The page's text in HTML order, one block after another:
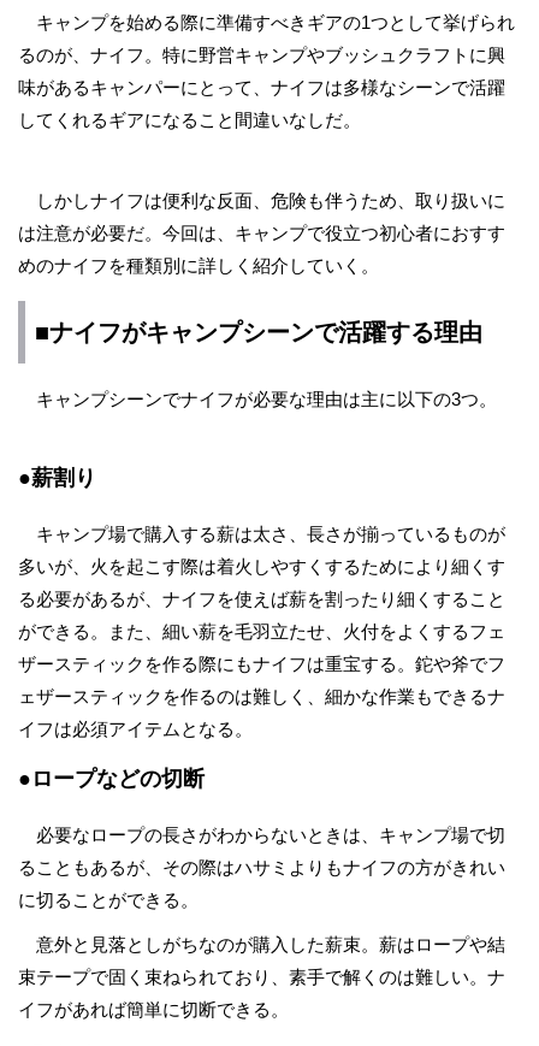
キャンプを始める際に準備すべきギアの1つとして挙げられ
るのが、ナイフ。特に野営キャンプやブッシュクラフトに興
味があるキャンパーにとって、ナイフは多様なシーンで活躍
してくれるギアになること間違いなしだ。
しかしナイフは便利な反面、危険も伴うため、取り扱いに
は注意が必要だ。今回は、キャンプで役立つ初心者におすす
めのナイフを種類別に詳しく紹介していく。
■ナイフがキャンプシーンで活躍する理由
キャンプシーンでナイフが必要な理由は主に以下の3つ。
●薪割り
キャンプ場で購入する薪は太さ、長さが揃っているものが
多いが、火を起こす際は着火しやすくするためにより細くす
る必要があるが、ナイフを使えば薪を割ったり細くすること
ができる。また、細い薪を毛羽立たせ、火付をよくするフェ
ザースティックを作る際にもナイフは重宝する。鉈や斧でフ
ェザースティックを作るのは難しく、細かな作業もできるナ
イフは必須アイテムとなる。
●ロープなどの切断
必要なロープの長さがわからないときは、キャンプ場で切
ることもあるが、その際はハサミよりもナイフの方がきれい
に切ることができる。
意外と見落としがちなのが購入した薪束。薪はロープや結
束テープで固く束ねられており、素手で解くのは難しい。ナ
イフがあれば簡単に切断できる。